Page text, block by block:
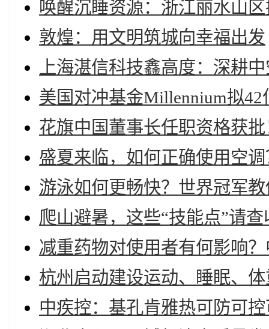
唤醒沉睡资源：浙江丽水山
敦煌：用文明筑城向幸福出发
上海湛信科技鑫高度：深耕
美国对冲基金Millennium拟
花旗中国董事长任职资格获
盛夏来临，如何正确使用空
游泳如何更畅快？世界冠军
爬山避暑，这些“技能点”请查
减重药物对使用者有何影响
杭州启动建设运动、睡眠、
中疾控：基孔肯雅热可防可